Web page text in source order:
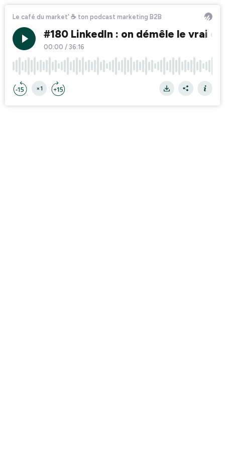
Le café du market' ☕ ton podcast marketing B2B
#180 LinkedIn : on démêle le vrai
00:00 / 36:16
×1